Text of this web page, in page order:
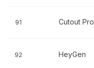
91 Cutout Pro
92 HeyGen